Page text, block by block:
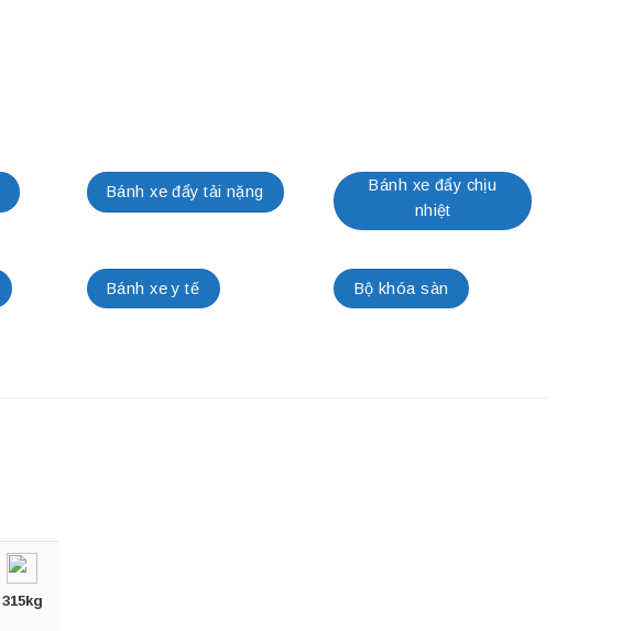
Bánh xe đẩy tải nặng
Bánh xe đẩy chịu
nhiệt
Bánh xe y tế Bộ khóa sàn
315kg